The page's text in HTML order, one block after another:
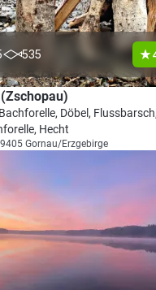
535
Döbel, Flussbarsch,
Hecht
Gornau/Erzgebirge